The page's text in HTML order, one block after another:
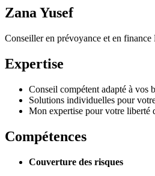
Zana Yusef
Conseiller en prévoyance et en finance
Expertise
Conseil compétent adapté à vos
Solutions individuelles pour
Mon expertise pour votre liberté
Compétences
Couverture des risques